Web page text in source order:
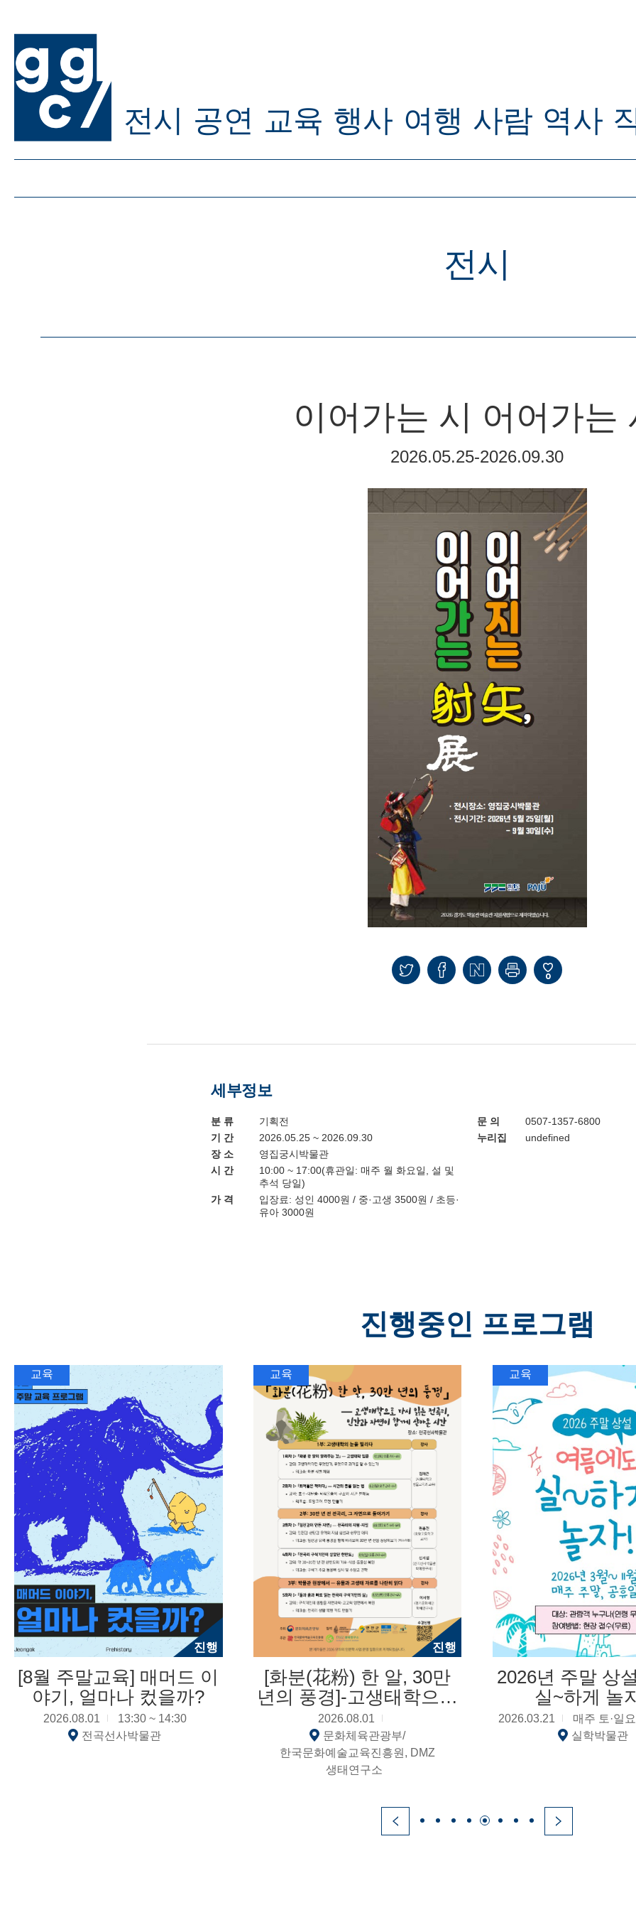
전시 공연 교육 행사 여행 사람 역사
전시
이어가는 시 어어가는
2026.05.25-2026.09.30
0
세부정보
분 류
기획전
기 간
2026.05.25 ~ 2026.09.30
장 소
영집궁시박물관
시 간
10:00 ~ 17:00(휴관일: 매주 월 화요일, 설 및
추석 당일)
가 격
입장료: 성인 4000원 / 중·고생 3500원 / 초등·
유아 3000원
문 의
0507-1357-6800
누리집
undefined
진행중인 프로그램
교육
진행
[8월 주말교육] 매머드 이
야기, 얼마나 컸을까?
2026.08.01
13:30 ~ 14:30
전곡선사박물관
교육
진행
[화분(花粉) 한 알, 30만
년의 풍경]-고생태학으로
다시 읽는 전곡리, 인간과
자연이 함께 살아온 시간
2026.08.01
문화체육관광부/
한국문화예술교육진흥원, DMZ
생태연구소
교육
2026년 주말 상
실~하게 놀
2026.03.21
매주 토·일
실학박물관